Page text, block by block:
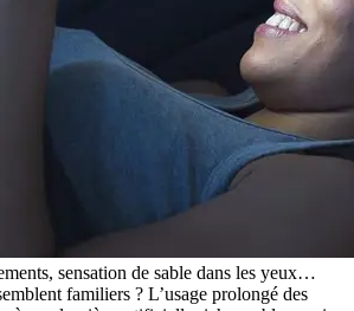
sensation de sable dans les yeux…
familiers ? L’usage prolongé des